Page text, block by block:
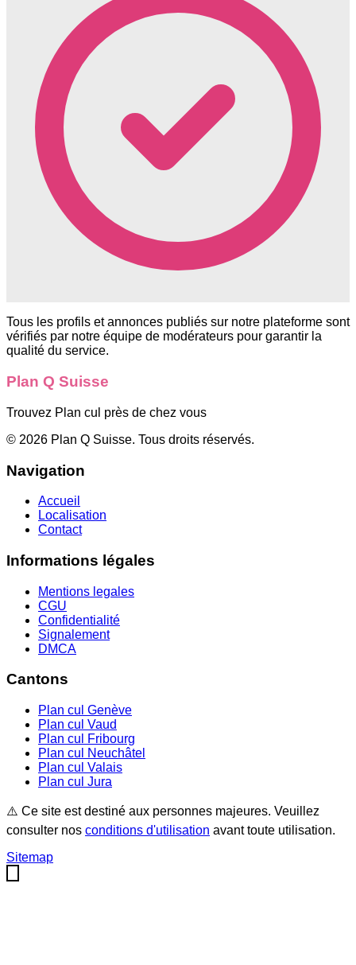
Tous les profils et annonces publiés sur notre plateforme sont
vérifiés par notre équipe de modérateurs pour garantir la
qualité du service.
Plan Q Suisse
Trouvez Plan cul près de chez vous
© 2026 Plan Q Suisse. Tous droits réservés.
Navigation
Accueil
Localisation
Contact
Informations légales
Mentions legales
CGU
Confidentialité
Signalement
DMCA
Cantons
Plan cul Genève
Plan cul Vaud
Plan cul
Fribourg
Plan cul
Neuchâtel
Plan cul Valais
Plan cul Jura
⚠️ Ce site est destiné aux personnes majeures. Veuillez
consulter nos conditions d'utilisation avant toute utilisation.
Sitemap